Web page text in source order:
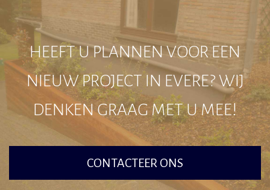
HEEFT U PLANNEN VOOR EEN
NIEUW PROJECT IN EVERE? WIJ
DENKEN GRAAG MET U MEE!
CONTACTEER ONS